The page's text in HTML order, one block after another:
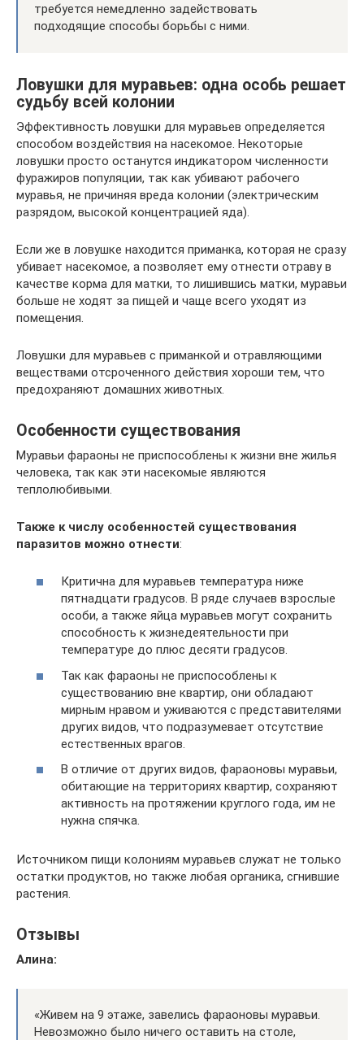
требуется немедленно задействовать
подходящие способы борьбы с ними.
Ловушки для муравьев: одна особь решает
судьбу всей колонии
Эффективность ловушки для муравьев определяется
способом воздействия на насекомое. Некоторые
ловушки просто останутся индикатором численности
фуражиров популяции, так как убивают рабочего
муравья, не причиняя вреда колонии (электрическим
разрядом, высокой концентрацией яда).
Если же в ловушке находится приманка, которая не сразу
убивает насекомое, а позволяет ему отнести отраву в
качестве корма для матки, то лишившись матки, муравьи
больше не ходят за пищей и чаще всего уходят из
помещения.
Ловушки для муравьев с приманкой и отравляющими
веществами отсроченного действия хороши тем, что
предохраняют домашних животных.
Особенности существования
Муравьи фараоны не приспособлены к жизни вне жилья
человека, так как эти насекомые являются
теплолюбивыми.
Также к числу особенностей существования
паразитов можно отнести:
Критична для муравьев температура ниже
пятнадцати градусов. В ряде случаев взрослые
особи, а также яйца муравьев могут сохранить
способность к жизнедеятельности при
температуре до плюс десяти градусов.
Так как фараоны не приспособлены к
существованию вне квартир, они обладают
мирным нравом и уживаются с представителями
других видов, что подразумевает отсутствие
естественных врагов.
В отличие от других видов, фараоновы муравьи,
обитающие на территориях квартир, сохраняют
активность на протяжении круглого года, им не
нужна спячка.
Источником пищи колониям муравьев служат не только
остатки продуктов, но также любая органика, сгнившие
растения.
Отзывы
Алина:
«Живем на 9 этаже, завелись фараоновы муравьи.
Невозможно было ничего оставить на столе,